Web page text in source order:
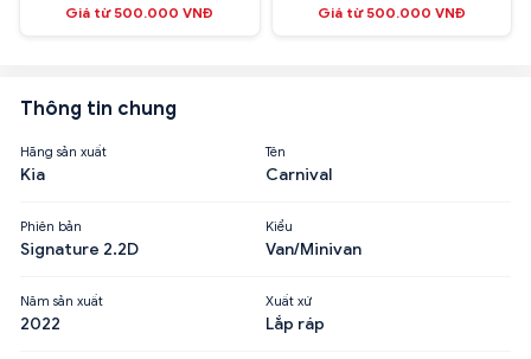
Giá từ 500.000 VNĐ
Giá từ 500.000 VNĐ
Thông tin chung
Hãng sản xuất
Kia
Tên
Carnival
Phiên bản
Signature 2.2D
Kiểu
Van/Minivan
Năm sản xuất
2022
Xuất xứ
Lắp ráp